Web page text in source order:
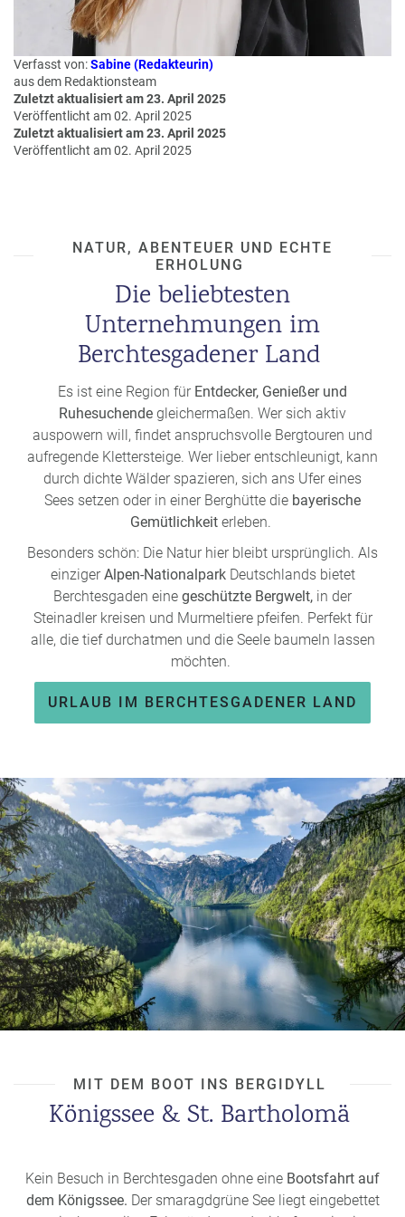
a
m
Verfasst von:Sabine (Redakteurin)
aus dem Redaktionsteam
Zuletzt aktualisiert am 23. April 2025
Veröffentlicht am 02. April 2025
Zuletzt aktualisiert am 23. April 2025
Veröffentlicht am 02. April 2025
NATUR, ABENTEUER UND ECHTE
ERHOLUNG
Die beliebtesten
Unternehmungen im
Berchtesgadener Land
Es ist eine Region für Entdecker, Genießer und
Ruhesuchende gleichermaßen. Wer sich aktiv
auspowern will, findet anspruchsvolle Bergtouren und
aufregende Klettersteige. Wer lieber entschleunigt, kann
durch dichte Wälder spazieren, sich ans Ufer eines
Sees setzen oder in einer Berghütte die bayerische
Gemütlichkeit erleben.
Besonders schön: Die Natur hier bleibt ursprünglich. Als
einziger Alpen-Nationalpark Deutschlands bietet
Berchtesgaden eine geschützte Bergwelt, in der
Steinadler kreisen und Murmeltiere pfeifen. Perfekt für
alle, die tief durchatmen und die Seele baumeln lassen
möchten.
URLAUB IM BERCHTESGADENER LAND
MIT DEM BOOT INS BERGIDYLL
Königssee & St. Bartholomä
Kein Besuch in Berchtesgaden ohne eine Bootsfahrt auf
dem Königssee. Der smaragdgrüne See liegt eingebettet